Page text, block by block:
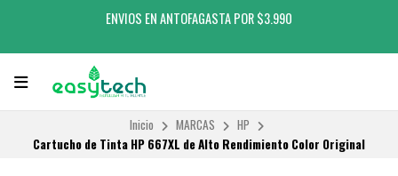
ENVIOS EN ANTOFAGASTA POR $3.990
Inicio MARCAS
HP
Cartucho de Tinta HP 667XL de Alto Rendimiento Color Original